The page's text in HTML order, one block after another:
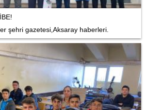
şehri gazetesi,Aksaray haberleri.